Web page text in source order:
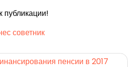
публикации!
советник
пенсии в 2017